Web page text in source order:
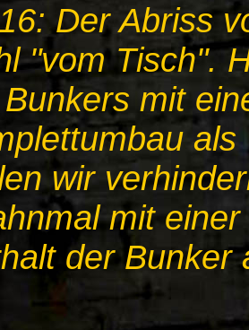
16: Der Abriss
"vom Tisch".
Bunkers mit
wir
mit
der Bunker